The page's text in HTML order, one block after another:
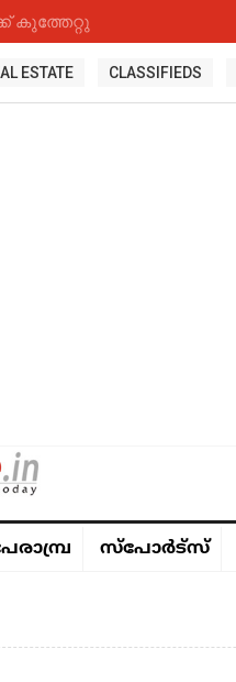
കുത്തേറ്റു
ESTATE CLASSIFIEDS
സ്പോർട്സ്